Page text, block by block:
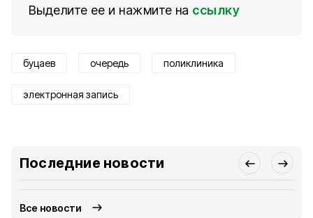
Выделите ее и нажмите на ссылку
буцаев очередь поликлиника
электронная запись
Последние новости
Все новости